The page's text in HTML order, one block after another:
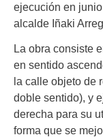
ejecución en
alcalde Iñaki
La obra consiste
en sentido
la calle objeto de
doble sentido), y
derecha para su
forma que se